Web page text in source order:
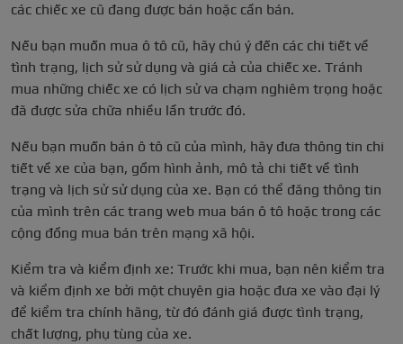
các chiếc xe cũ đang được bán hoặc cần bán.
Nếu bạn muốn mua ô tô cũ, hãy chú ý đến các chi tiết về
tình trạng, lịch sử sử dụng và giá cả của chiếc xe. Tránh
mua những chiếc xe có lịch sử va chạm nghiêm trọng hoặc
đã được sửa chữa nhiều lần trước đó.
Nếu bạn muốn bán ô tô cũ của mình, hãy đưa thông tin chi
tiết về xe của bạn, gồm hình ảnh, mô tả chi tiết về tình
trạng và lịch sử sử dụng của xe. Bạn có thể đăng thông tin
của mình trên các trang web mua bán ô tô hoặc trong các
cộng đồng mua bán trên mạng xã hội.
Kiểm tra và kiểm định xe: Trước khi mua, bạn nên kiểm tra
và kiểm định xe bởi một chuyên gia hoặc đưa xe vào đại lý
để kiểm tra chính hãng, từ đó đánh giá được tình trạng,
chất lượng, phụ tùng của xe.